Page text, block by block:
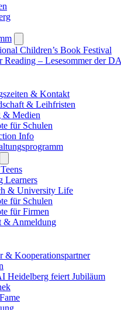
submenu
Children’s Book Festival
Reading – Lesesommer der
& Kontakt
& Leihfristen
& Medien
für Schulen
Info
submenu
Learners
& University Life
für Schulen
für Firmen
& Anmeldung
& Kooperationspartner
Heidelberg feiert Jubiläum